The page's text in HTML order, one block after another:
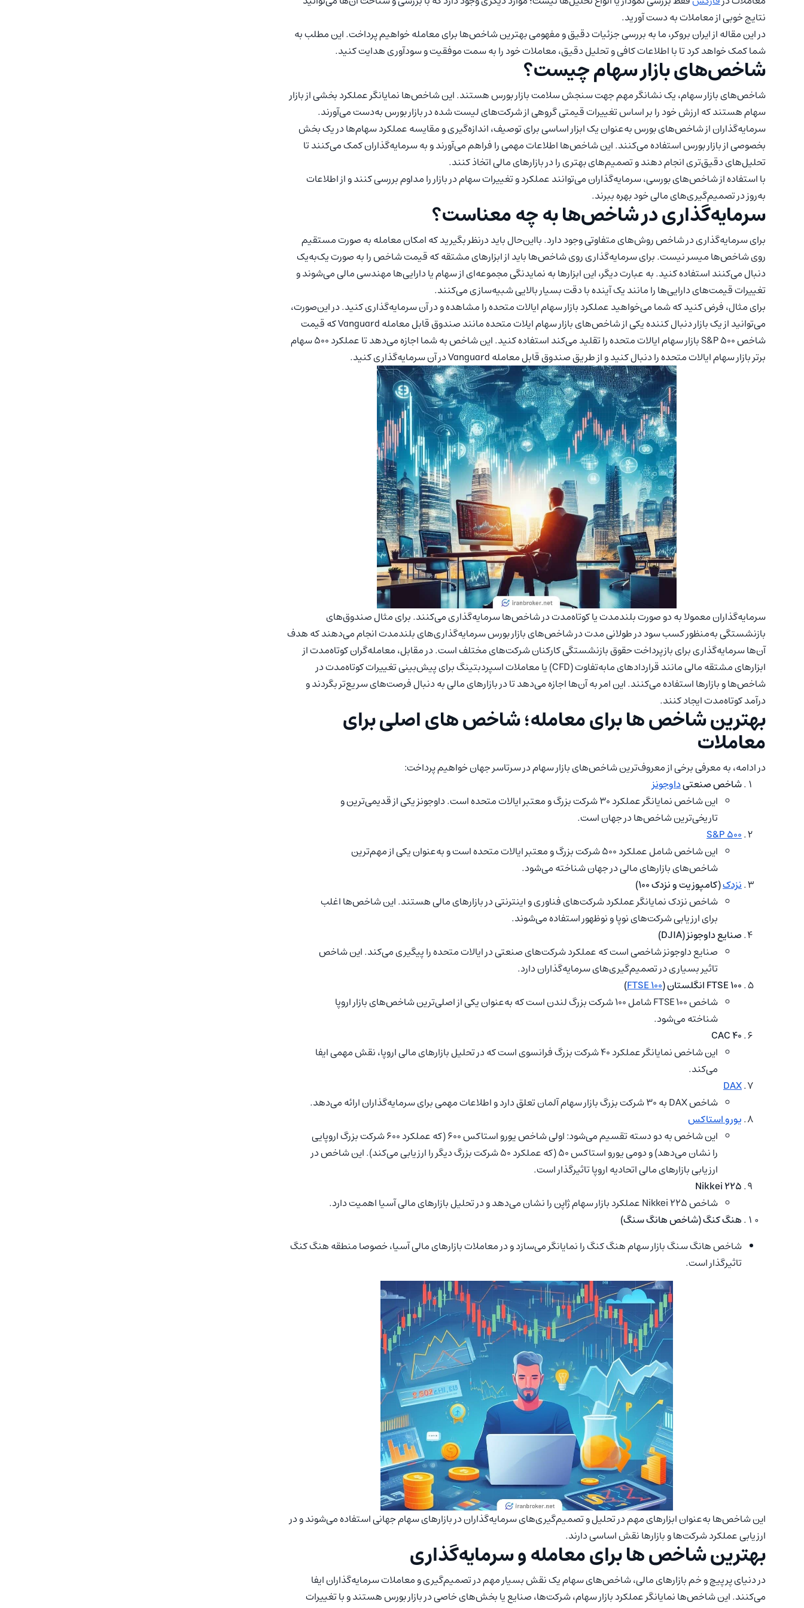
نتایج خوبی از معاملات به دست آورید.
در این مقاله از ایران بروکر، ما به بررسی جزئیات دقیق و مفهومی بهترین شاخص‌ها برای معامله خواهیم پرداخت. این مطلب به
شما کمک خواهد کرد تا با اطلاعات کافی و تحلیل دقیق، معاملات خود را به سمت موفقیت و سودآوری هدایت کنید.
شاخص‌های بازار سهام چیست؟
شاخص‌های بازار سهام، یک نشانگر مهم جهت سنجش سلامت بازار بورس هستند. این شاخص‌ها نمایانگر عملکرد بخشی از بازار
سهام هستند که ارزش خود را بر اساس تغییرات قیمتی گروهی از شرکت‌های لیست شده در بازار بورس به‌دست می‌آورند.
سرمایه‌گذاران از شاخص‌های بورس به‌عنوان یک ابزار اساسی برای توصیف، اندازه‌گیری و مقایسه عملکرد سهام‌ها در یک بخش
بخصوصی از بازار بورس استفاده می‌کنند. این شاخص‌ها اطلاعات مهمی را فراهم می‌آورند و به سرمایه‌گذاران کمک می‌کنند تا
تحلیل‌های دقیق‌تری انجام دهند و تصمیم‌های بهتری را در بازارهای مالی اتخاذ کنند.
با استفاده از شاخص‌های بورسی، سرمایه‌گذاران می‌توانند عملکرد و تغییرات سهام در بازار را مداوم بررسی کنند و از اطلاعات
به‌روز در تصمیم‌گیری‌های مالی‌ خود بهره ببرند.
سرمایه‌گذاری در شاخص‌ها به چه معناست؟
برای سرمایه‌گذاری در شاخص روش‌های متفاوتی وجود دارد. بااین‌حال باید درنظر بگیرید که امکان معامله به صورت مستقیم
روی شاخص‌ها میسر نیست. برای سرمایه‌گذاری روی شاخص‌ها باید از ابزارهای مشتقه که قیمت شاخص‌ را به صورت یک‌به‌یک
دنبال می‌کنند استفاده کنید. به عبارت دیگر، این ابزارها به نمایدنگی مجموعه‌ای از سهام یا دارایی‌ها مهندسی مالی‌ می‌شوند و
تغییرات قیمت‌های دارایی‌ها را مانند یک آینده با دقت بسیار بالایی شبیه‌سازی می‌کنند.
برای مثال، فرض کنید که شما می‌خواهید عملکرد بازار سهام ایالات متحده را مشاهده و در آن سرمایه‌گذاری کنید. در این‌صورت،
می‌توانید از یک بازار دنبال کننده یکی از شاخص‌های بازار سهام ایلات متحده مانند صندوق قابل معامله Vanguard که قیمت
شاخص S&P ۵۰۰ بازار سهام ایالات متحده را تقلید می‌کند استفاده کنید. این شاخص به شما اجازه می‌دهد تا عملکرد ۵۰۰ سهام
برتر بازار سهام ایالات متحده را دنبال کنید و از طریق صندوق قابل معامله Vanguard در آن سرمایه‌گذاری کنید.
سرمایه‌گذاران معمولا به دو صورت بلندمدت یا کوتاه‌مدت در شاخص‌ها سرمایه‌گذاری می‌کنند. برای مثال صندوق‌های
بازنشستگی به‌منظور کسب سود در طولانی مدت در شاخص‌های بازار بورس سرمایه‌گذاری‌های بلندمدت انجام می‌دهند که هدف
آن‌ها سرمایه‌گذاری برای بازپرداخت حقوق بازنشستگی کارکنان شرکت‌های مختلف است. در مقابل، معامله‌گران کوتاه‌مدت از
ابزارهای مشتقه مالی مانند قرارداد‌های مابه‌تفاوت (CFD) یا معاملات اسپردبتینگ برای پیش‌بینی تغییرات کوتاه‌مدت در
شاخص‌ها و بازارها استفاده می‌کنند. این امر به آن‌ها اجازه می‌دهد تا در بازارهای مالی به دنبال فرصت‌های سریع‌تر بگردند و
درآمد کوتاه‌مدت ایجاد کنند.
بهترین شاخص ها برای معامله؛ شاخص‌ های اصلی برای
معاملات
در ادامه، به معرفی برخی از معروف‌ترین شاخص‌های بازار سهام در سرتاسر جهان خواهیم پرداخت:
شاخص صنعتیداوجونز
این شاخص نمایانگر عملکرد ۳۰ شرکت بزرگ و معتبر ایالات متحده است. داوجونز یکی از قدیمی‌ترین و
تاریخی‌ترین شاخص‌ها در جهان است.
S&P 500
این شاخص شامل عملکرد ۵۰۰ شرکت بزرگ و معتبر ایالات متحده است و به‌عنوان یکی از مهم‌ترین
شاخص‌های بازارهای مالی در جهان شناخته می‌شود.
نزدک(کامپوزیت و نزدک ۱۰۰)
شاخص‌ نزدک نمایانگر عملکرد شرکت‌های فناوری و اینترنتی در بازارهای مالی هستند. این شاخص‌ها اغلب
برای ارزیابی شرکت‌های نوپا و نوظهور استفاده می‌شوند.
صنایع داوجونز (DJIA)
صنایع داوجونز شاخصی است که عملکرد شرکت‌های صنعتی در ایالات متحده را پیگیری می‌کند. این شاخص
تاثیر بسیاری در تصمیم‌گیری‌های سرمایه‌گذاران دارد.
FTSE ۱۰۰ انگلستان (
FTSE 100
)
شاخص FTSE ۱۰۰ شامل ۱۰۰ شرکت بزرگ لندن است که به‌عنوان یکی از اصلی‌ترین شاخص‌های بازار اروپا
شناخته می‌شود.
CAC ۴۰
این شاخص نمایانگر عملکرد ۴۰ شرکت بزرگ فرانسوی است که در تحلیل بازارهای مالی اروپا، نقش مهمی ایفا
می‌کند.
DAX
شاخص DAX به ۳۰ شرکت بزرگ بازار سهام آلمان تعلق دارد و اطلاعات مهمی برای سرمایه‌گذاران ارائه می‌دهد.
یورو استاکس
این شاخص به دو دسته تقسیم می‌شود: اولی شاخص یورو استاکس ۶۰۰ (که عملکرد ۶۰۰ شرکت بزرگ اروپایی
را نشان می‌دهد) و دومی یورو استاکس ۵۰ (که عملکرد ۵۰ شرکت بزرگ دیگر را ارزیابی می‌کند). این شاخص در
ارزیابی بازارهای مالی اتحادیه اروپا تاثیرگذار است.
Nikkei ۲۲۵
شاخص Nikkei ۲۲۵ عملکرد بازار سهام ژاپن را نشان می‌دهد و در تحلیل بازارهای مالی آسیا اهمیت دارد.
هنگ کنگ (شاخص هانگ سنگ)
شاخص هانگ سنگ بازار سهام هنگ کنگ را نمایانگر می‌سازد و در معاملات بازارهای مالی آسیا، خصوصا منطقه هنگ کنگ
تاثیرگذار است.
این شاخص‌ها به‌عنوان ابزارهای مهم در تحلیل و تصمیم‌گیری‌های سرمایه‌گذاران در بازارهای سهام جهانی استفاده می‌شوند و در
ارزیابی عملکرد شرکت‌ها و بازارها نقش اساسی دارند.
بهترین شاخص ها برای معامله و سرمایه‌گذاری
در دنیای پرپیچ و خم بازارهای مالی، شاخص‌های سهام یک نقش بسیار مهم در تصمیم‌گیری و معاملات سرمایه‌گذاران ایفا
می‌کنند. این شاخص‌ها نمایانگر عملکرد بازار سهام، شرکت‌ها، صنایع یا بخش‌های خاصی در بازار بورس هستند و با تغییرات